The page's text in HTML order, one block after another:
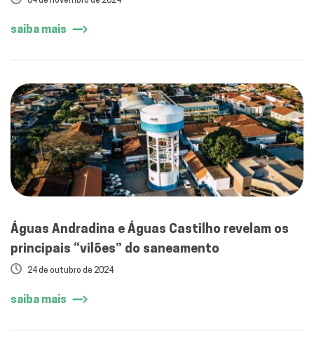
saiba mais
Águas Andradina e Águas Castilho revelam os
principais “vilões” do saneamento
24 de outubro de 2024
saiba mais